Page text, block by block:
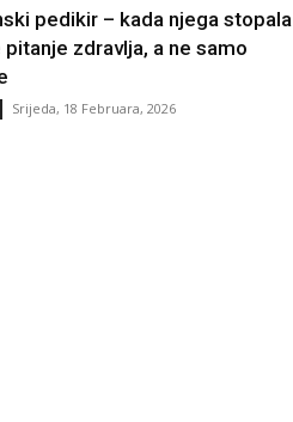
pedikir – kada njega stopala
zdravlja, a ne samo
Srijeda, 18 Februara, 2026